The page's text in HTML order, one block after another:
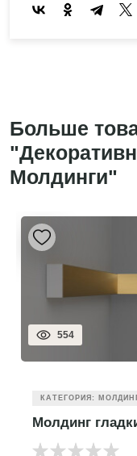
Больше
Молдинги"
554
КАТЕГОРИЯ:
Молдинг